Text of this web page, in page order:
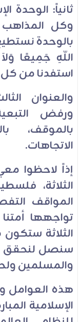
ثانياً: الوحدة
وكل المذاهب
بالوحدة
اللّهِ جَمِيعًا
استفدنا من
والعنوان
ورفض
بالموقف،
الاتجاهات.
إذاً لاحظوا
الثلاثة،
المواقف
تواجهها
الثلاثة ستكون
سنصل لنحقق
والمسلمين
هذه العوامل
الإسلامية